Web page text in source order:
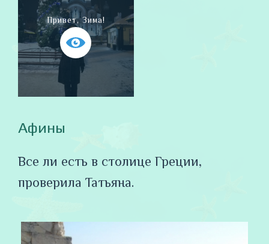
Привет, Зима!
Афины
Все ли есть в столице Греции,
проверила Татьяна.